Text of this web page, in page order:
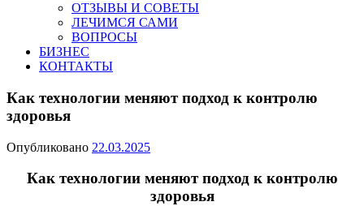
ОТЗЫВЫ И СОВЕТЫ
ЛЕЧИМСЯ САМИ
ВОПРОСЫ
БИЗНЕС
КОНТАКТЫ
Как технологии меняют подход к контролю
здоровья
Опубликовано 22.03.2025
Как технологии меняют подход к контролю
здоровья